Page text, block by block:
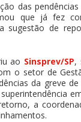
das
que já fez
sugestão de
ao Sinsprev/SP,
o setor de
da greve
a